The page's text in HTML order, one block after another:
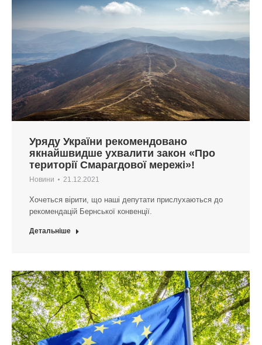
Уряду України рекомендовано
якнайшвидше ухвалити закон «Про
території Смарагдової мережі»!
Новини 21.12.2021
Хочеться вірити, що наші депутати прислухаються до
рекомендацій Бернської конвенції.
Детальніше